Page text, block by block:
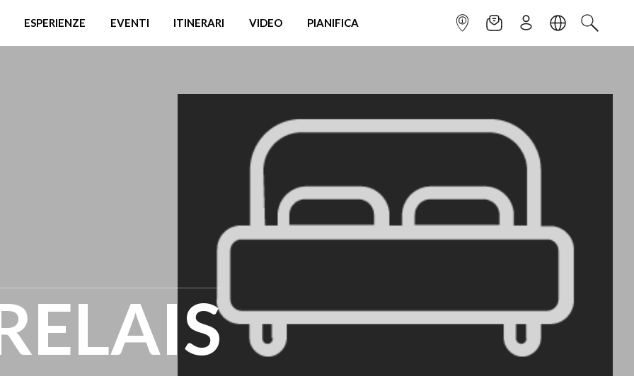
ESPERIENZE EVENTI ITINERARI VIDEO PIANIFICA INFOPOINTNEWSLETTER
ISCRIVITILINGUACERCA